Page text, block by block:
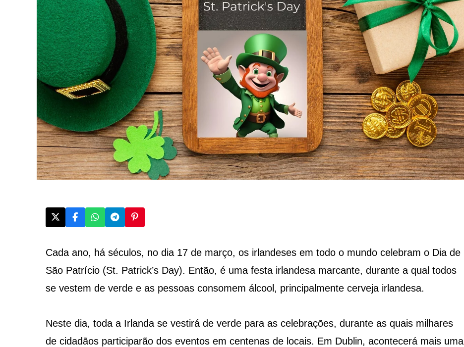
Cada ano, há séculos, no dia 17 de março, os irlandeses em todo o mundo celebram o Dia de
São Patrício (St. Patrick’s Day). Então, é uma festa irlandesa marcante, durante a qual todos
se vestem de verde e as pessoas consomem álcool, principalmente cerveja irlandesa.
Neste dia, toda a Irlanda se vestirá de verde para as celebrações, durante as quais milhares
de cidadãos participarão dos eventos em centenas de locais. Em Dublin, acontecerá mais uma